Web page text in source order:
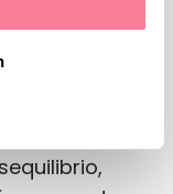
ser que
tiempo